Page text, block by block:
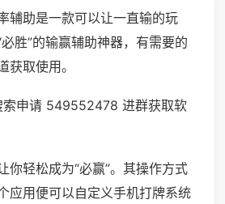
辅助是一款可以让一直输的玩
胜”的输赢辅助神器，有需要的
获取使用。
索申请 549552478 进群获取软
你轻松成为“必赢”。其操作方式
应用便可以自定义手机打牌系统